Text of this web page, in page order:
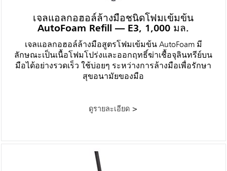
เจลแอลกอฮอล์ล้างมือชนิดโฟมเข้มข้น
AutoFoam Refill — E3, 1,000 มล.
เจลแอลกอฮอล์ล้างมือสูตรโฟมเข้มข้น AutoFoam มี
ลักษณะเป็นเนื้อโฟมโปร่งและออกฤทธิ์ฆ่าเชื้อจุลินทรีย์บน
มือได้อย่างรวดเร็ว ใช้บ่อยๆ ระหว่างการล้างมือเพื่อรักษา
สุขอนามัยของมือ
ดูรายละเอียด >